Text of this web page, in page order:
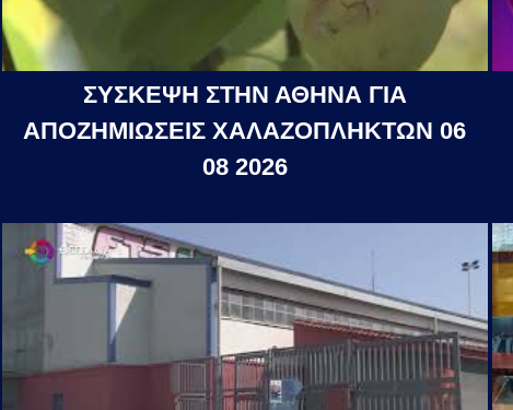
ΣΥΣΚΕΨΗ ΣΤΗΝ ΑΘΗΝΑ ΓΙΑ
ΑΠΟΖΗΜΙΩΣΕΙΣ ΧΑΛΑΖΟΠΛΗΚΤΩΝ 06
08 2026